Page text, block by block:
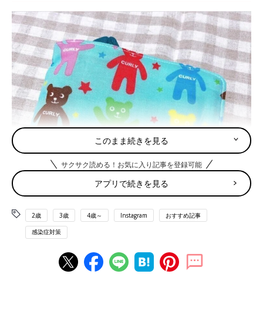
出典：Instagramアカウント「ka-saあゆみ」
このまま続きを見る
サクサク読める！お気に入り記事を登録可能
アプリで続きを見る
2歳 3歳 4歳～ Instagram おすすめ記事
感染症対策